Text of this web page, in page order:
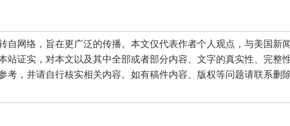
网络，旨在更广泛的传播。本文仅代表作者个人观点，与美国新
站证实，对本文以及其中全部或者部分内容、文字的真实性、完整
考，并请自行核实相关内容。如有稿件内容、版权等问题请联系删